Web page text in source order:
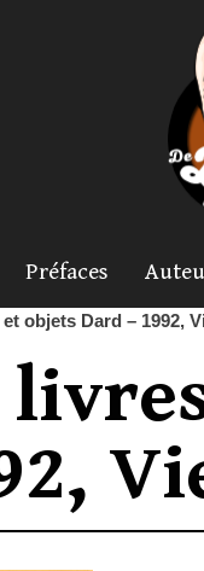
Préfaces
objets Dard – 1992,